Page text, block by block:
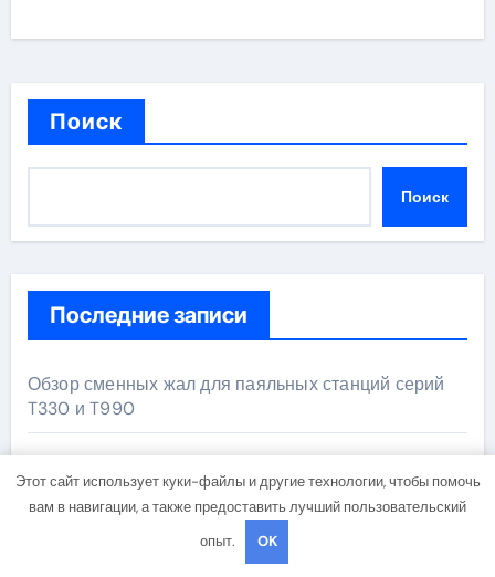
Поиск
Поиск
Последние записи
Обзор сменных жал для паяльных станций серий
T330 и T990
негорючести
Освоение современных профессий в онлайн-
Этот сайт использует куки-файлы и другие технологии, чтобы помочь
вам в навигации, а также предоставить лучший пользовательский
опыт.
OK